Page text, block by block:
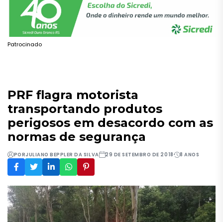
Patrocinado
PRF flagra motorista
transportando produtos
perigosos em desacordo com as
normas de segurança
PORJULIANO BEPPLER DA SILVA 29 DE SETEMBRO DE 2018 8 ANOS